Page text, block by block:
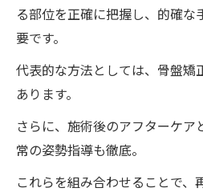
る部位を正確に把握し、的確
要です。
代表的な方法としては、骨盤矯
あります。
さらに、施術後のアフターケア
常の姿勢指導も徹底。
これらを組み合わせることで、